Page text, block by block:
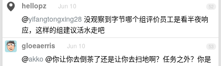
52
hellopz Jun 10
@yifangtongxing28 没观察到字节哪个组评价员工是看半夜响
应，这样的组建议活水走吧
53
gloeaerris Jun 10
@akko @你让你去倒茶了还是让你去扫地啊？任务之外？你是